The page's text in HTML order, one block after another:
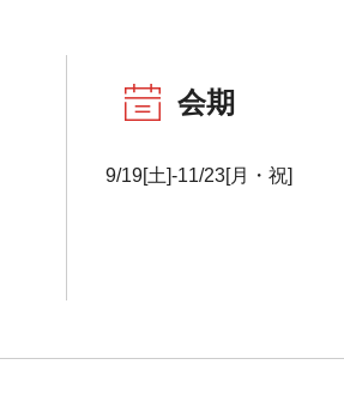
会期
9/19[土]-11/23[月・祝]